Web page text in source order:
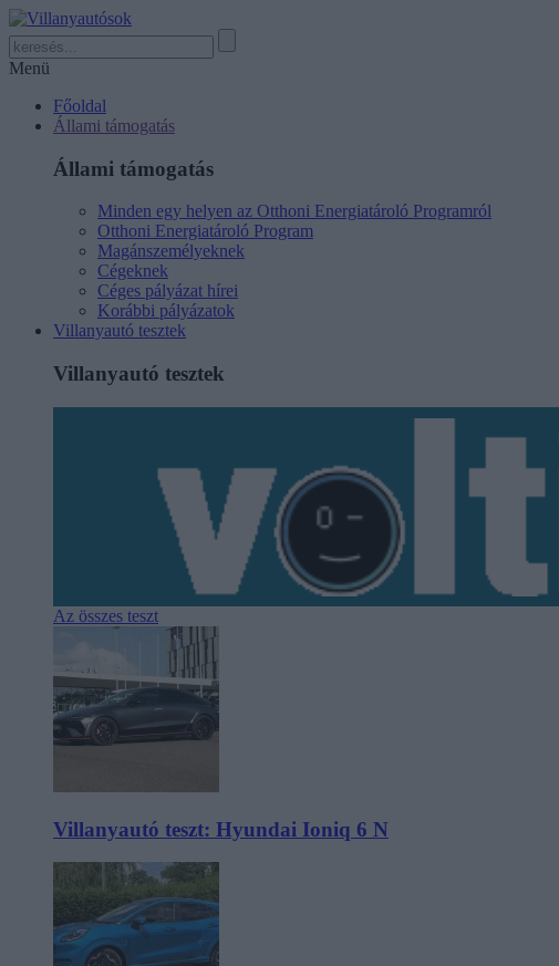
Menü
Főoldal
Állami támogatás
Állami támogatás
Minden egy helyen az Otthoni Energiatároló Programról
Otthoni Energiatároló Program
Magánszemélyeknek
Cégeknek
Céges pályázat hírei
Korábbi pályázatok
Villanyautó tesztek
Villanyautó tesztek
Az összes teszt
Villanyautó teszt: Hyundai Ioniq 6 N